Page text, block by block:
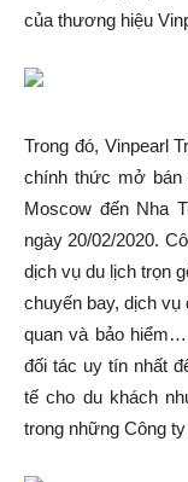
của thương hiệu
Trong đó, Vinpearl
chính thức mở bán
Moscow đến Nha
ngày 20/02/2020.
dịch vụ du lịch trọn
chuyến bay, dịch
quan và bảo
đối tác uy tín nhất
tế cho du khách
trong những Công